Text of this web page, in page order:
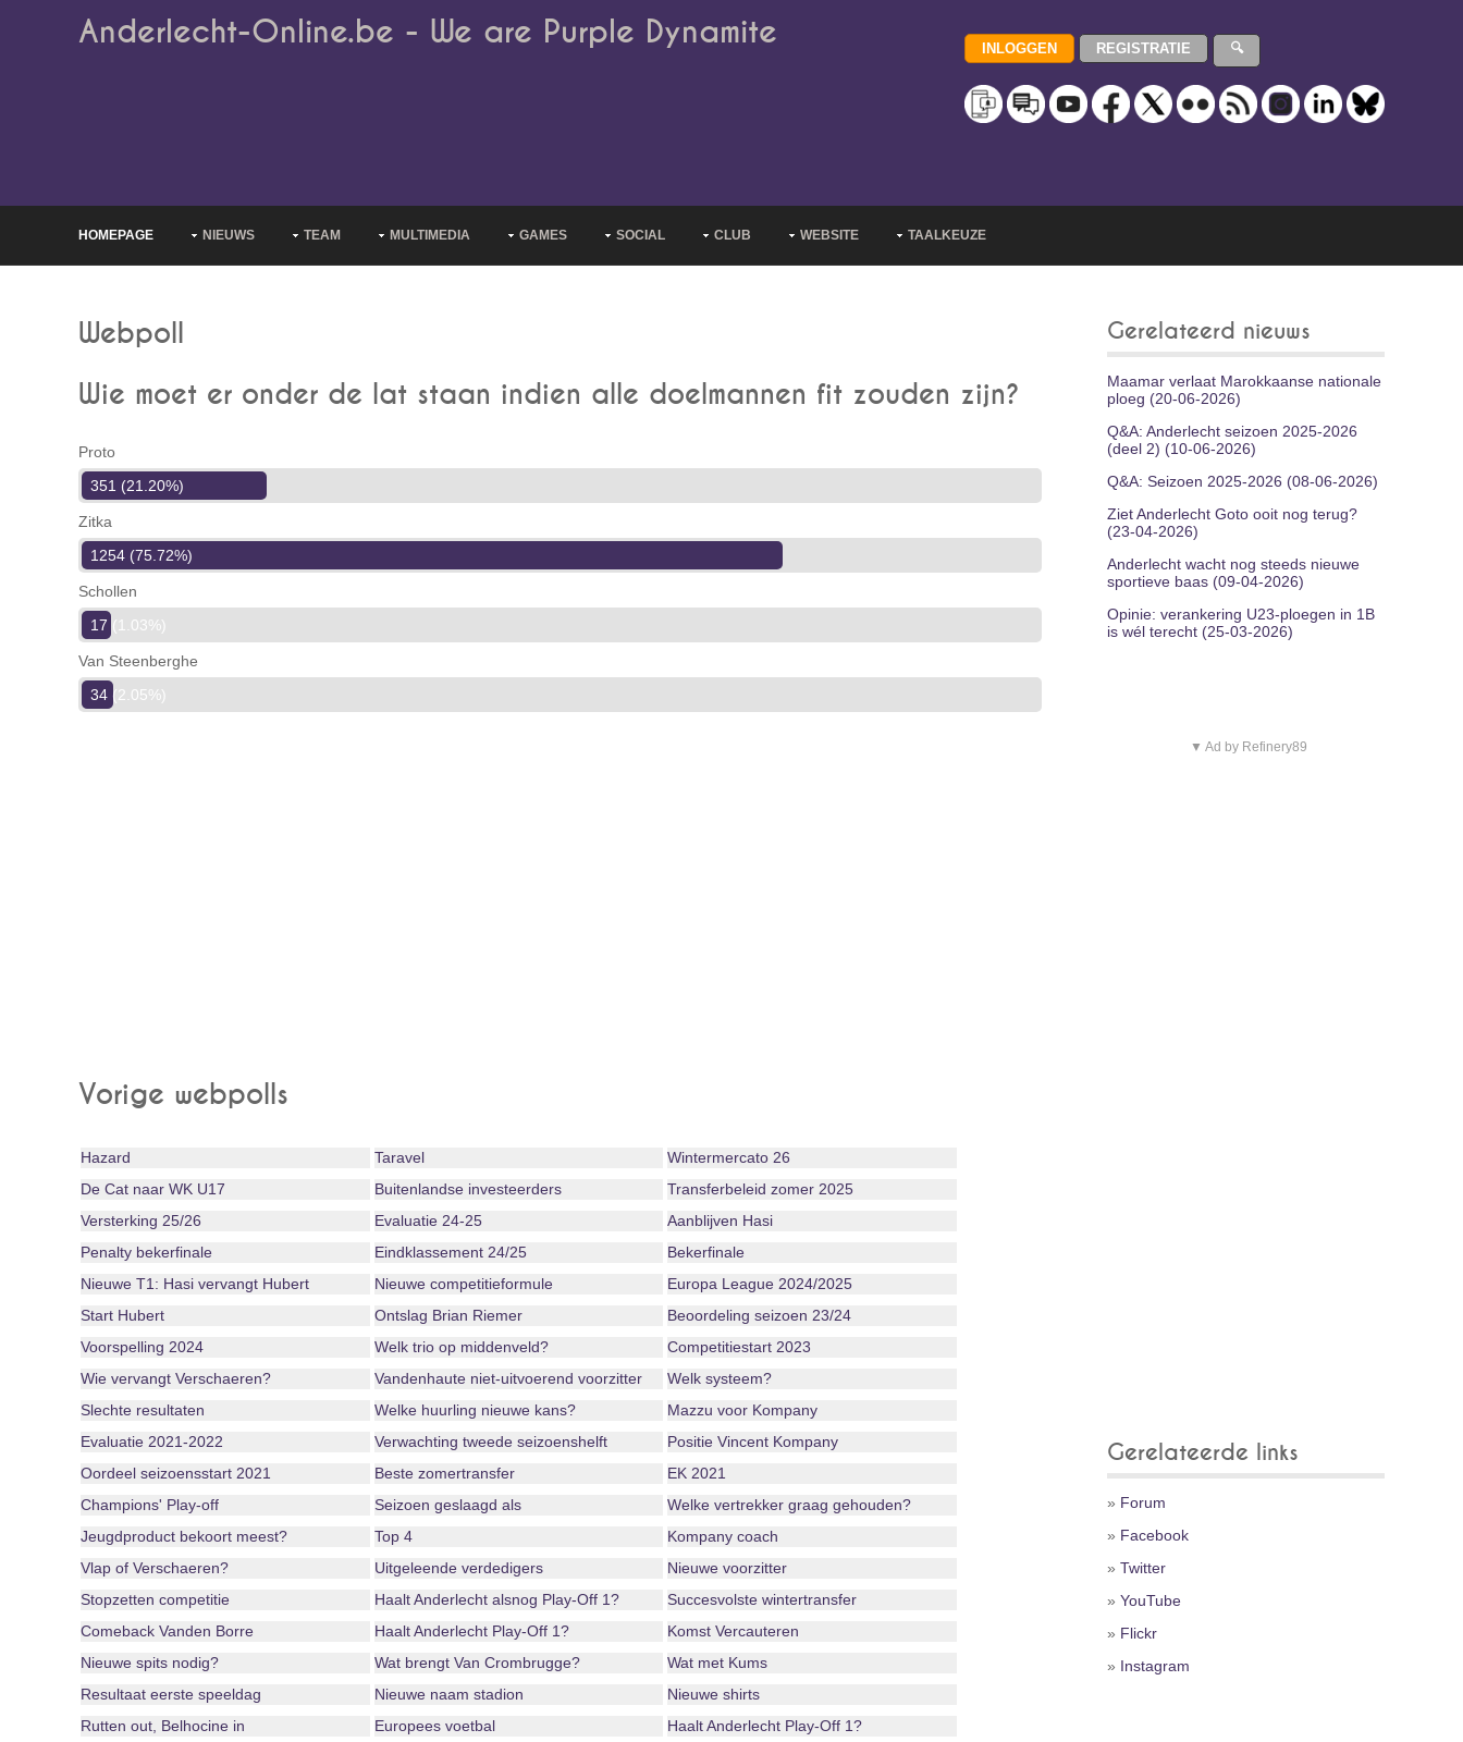
Anderlecht-Online.be - We are Purple Dynamite
HOMEPAGE NIEUWS TEAM MULTIMEDIA GAMES SOCIAL CLUB WEBSITE TAALKEUZE
Webpoll
Wie moet er onder de lat staan indien alle doelmannen fit zouden zijn?
Proto
351 (21.20%)
Zitka
1254 (75.72%)
Schollen
17 (1.03%)
Van Steenberghe
34 (2.05%)
Vorige webpolls
Hazard Taravel
Wintermercato 26
De Cat naar WK U17
Buitenlandse investeerders
Transferbeleid zomer 2025
Versterking 25/26
Evaluatie 24-25
Aanblijven Hasi
Penalty bekerfinale
Eindklassement 24/25
Bekerfinale
Nieuwe T1: Hasi vervangt Hubert
Nieuwe competitieformule
Europa League 2024/2025
Start Hubert
Ontslag Brian Riemer
Beoordeling seizoen 23/24
Voorspelling 2024
Welk trio op middenveld?
Competitiestart 2023
Wie vervangt Verschaeren?
Vandenhaute niet-uitvoerend voorzitter
Welk systeem?
Slechte resultaten
Welke huurling nieuwe kans?
Mazzu voor Kompany
Evaluatie 2021-2022
Verwachting tweede seizoenshelft
Positie Vincent Kompany
Oordeel seizoensstart 2021
Beste zomertransfer
EK 2021
Champions' Play-off
Seizoen geslaagd als
Welke vertrekker graag gehouden?
Jeugdproduct bekoort meest?
Top 4
Kompany coach
Vlap of Verschaeren?
Uitgeleende verdedigers
Nieuwe voorzitter
Stopzetten competitie
Haalt Anderlecht alsnog Play-Off 1?
Succesvolste wintertransfer
Comeback Vanden Borre
Haalt Anderlecht Play-Off 1?
Komst Vercauteren
Nieuwe spits nodig?
Wat brengt Van Crombrugge?
Wat met Kums
Resultaat eerste speeldag
Nieuwe naam stadion
Nieuwe shirts
Rutten out, Belhocine in
Europees voetbal
Haalt Anderlecht Play-Off 1?
Gerelateerd nieuws
Maamar verlaat Marokkaanse nationale
ploeg (20-06-2026)
Q&A: Anderlecht seizoen 2025-2026
(deel 2) (10-06-2026)
Q&A: Seizoen 2025-2026 (08-06-2026)
Ziet Anderlecht Goto ooit nog terug?
(23-04-2026)
Anderlecht wacht nog steeds nieuwe
sportieve baas (09-04-2026)
Opinie: verankering U23-ploegen in 1B
is wél terecht (25-03-2026)
▼ Ad by Refinery89
Gerelateerde links
» Forum
» Facebook
» Twitter
» YouTube
» Flickr
» Instagram